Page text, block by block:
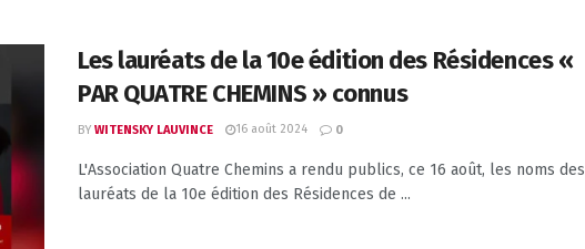
Les lauréats de la 10e édition des Résidences «
PAR QUATRE CHEMINS » connus
BY WITENSKY LAUVINCE 16 août 2024 0
L'Association Quatre Chemins a rendu publics, ce 16 août, les noms des
lauréats de la 10e édition des Résidences de ...